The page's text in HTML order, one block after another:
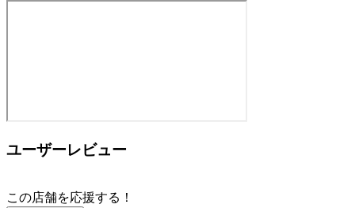
ユーザーレビュー
この店舗を応援する！